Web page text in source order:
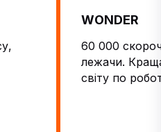
WONDER
60 000
лежачи.
світу по